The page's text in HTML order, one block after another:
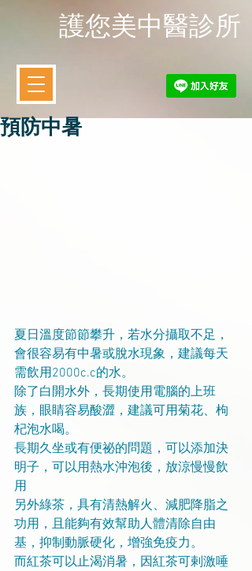
​護您美中醫診所
預防中暑
夏日溫度節節攀升，若水分攝取不足，
會很容易有中暑或脫水現象，建議每天
需飲用2000c.c的水。
除了白開水外，長期使用電腦的上班
族，眼睛容易酸澀，建議可用菊花、枸
杞泡水喝。
長期久坐或有便祕的問題，可以添加決
明子，可以用熱水沖泡後，放涼慢慢飲
用
另外綠茶，具有清熱解火、減肥降脂之
功用，且能夠有效幫助人體清除自由
基，抑制動脈硬化，增強免疫力。
而紅茶可以止渴消暑，因紅茶可剌激唾